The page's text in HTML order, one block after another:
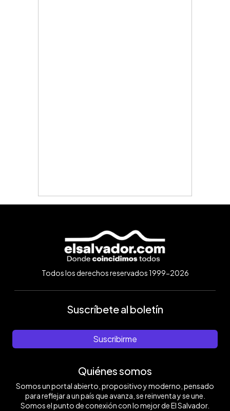
Todos los derechos reservados 1999-2026
Suscríbete al boletín
Suscribirme
Quiénes somos
Somos un portal abierto, propositivo y moderno, pensado
para reflejar a un país que avanza, se reinventa y se une.
Somos el punto de conexión con lo mejor de El Salvador.